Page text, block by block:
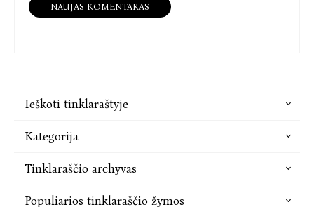
NAUJAS KOMENTARAS
Ieškoti tinklaraštyje
Kategorija
Tinklaraščio archyvas
Populiarios tinklaraščio žymos